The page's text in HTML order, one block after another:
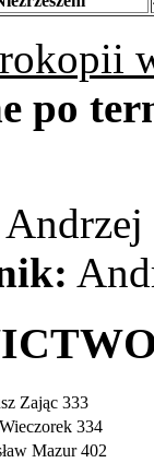
po
Zając 333
334
Mazur 402